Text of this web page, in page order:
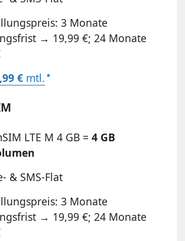
3 Monate
→ 19,99 €; 24 Monate
€ mtl.
LTE M 4 GB =4 GB
& SMS-Flat
3 Monate
→ 19,99 €; 24 Monate